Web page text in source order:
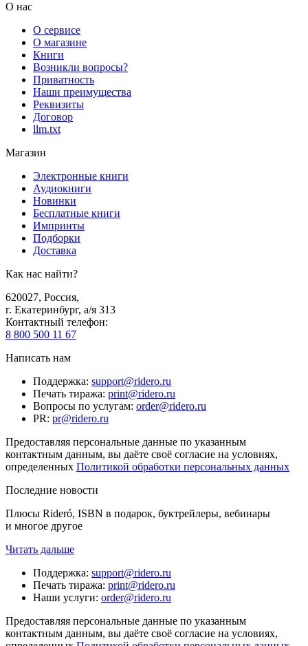
О нас
О сервисе
О магазине
Книги
Возникли вопросы?
Приватность
Наши преимущества
Реквизиты
Договор
llm.txt
Магазин
Электронные книги
Аудиокниги
Новинки
Бесплатные книги
Импринты
Подборки
Доставка
Как нас найти?
620027, Россия,
г. Екатеринбург, а/я 313
Контактный телефон:
8 800 500 11 67
Написать нам
Поддержка: support@ridero.ru
Печать тиража: print@ridero.ru
Вопросы по услугам: order@ridero.ru
PR: pr@ridero.ru
Предоставляя персональные данные по указанным
контактным данным, вы даёте своё согласие на условиях,
определенных Политикой обработки персональных данных
Последние новости
Плюсы Rideró, ISBN в подарок, буктрейлеры, вебинары
и многое другое
Читать дальше
Поддержка: support@ridero.ru
Печать тиража: print@ridero.ru
Наши услуги: order@ridero.ru
Предоставляя персональные данные по указанным
контактным данным, вы даёте своё согласие на условиях,